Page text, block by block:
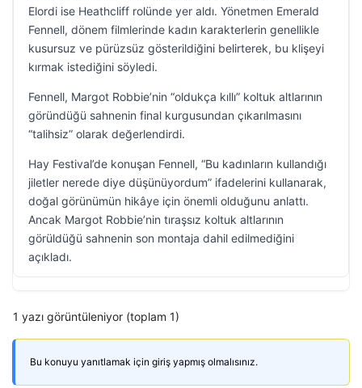
Elordi ise Heathcliff rolünde yer aldı. Yönetmen Emerald
Fennell, dönem filmlerinde kadın karakterlerin genellikle
kusursuz ve pürüzsüz gösterildiğini belirterek, bu klişeyi
kırmak istediğini söyledi.
Fennell, Margot Robbie’nin “oldukça kıllı” koltuk altlarının
göründüğü sahnenin final kurgusundan çıkarılmasını
“talihsiz” olarak değerlendirdi.
Hay Festival’de konuşan Fennell, “Bu kadınların kullandığı
jiletler nerede diye düşünüyordum” ifadelerini kullanarak,
doğal görünümün hikâye için önemli olduğunu anlattı.
Ancak Margot Robbie’nin tıraşsız koltuk altlarının
görüldüğü sahnenin son montaja dahil edilmediğini
açıkladı.
1 yazı görüntüleniyor (toplam 1)
Bu konuyu yanıtlamak için giriş yapmış olmalısınız.